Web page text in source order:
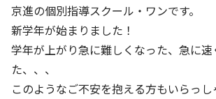
京進の個別指導スクール・ワンです。
新学年が始まりました！
学年が上がり急に難しくなった、急に
た、、、
このようなご不安を抱える方もいらっ